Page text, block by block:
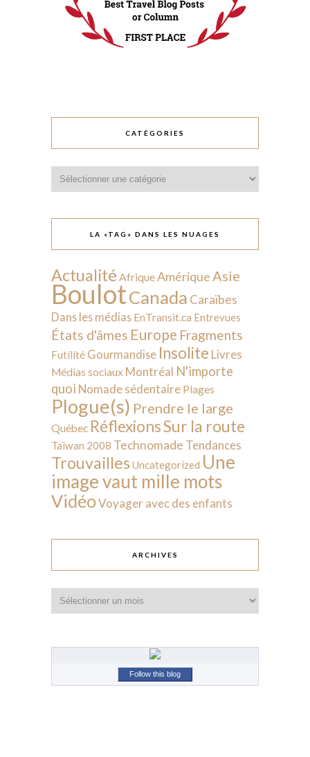
CATÉGORIES
LA «TAG» DANS LES NUAGES
Actualité AfriqueAmériqueAsie
BoulotCanada Caraïbes
Dans les médias EnTransit.ca Entrevues
États d'âmes Europe Fragments
Futilité Gourmandise Insolite Livres
Médias sociaux Montréal N'importe
quoi Nomade sédentaire Plages
Plogue(s) Prendre le large
Québec RéflexionsSur la route
Taïwan 2008 Technomade Tendances
Trouvailles Uncategorized Une
image vaut mille mots
VidéoVoyager avec des enfants
ARCHIVES
Follow this blog